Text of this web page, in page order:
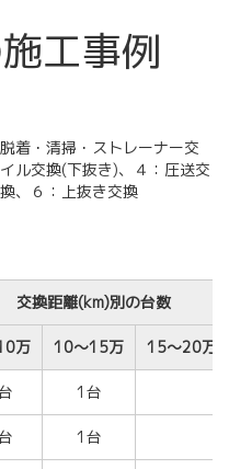
工事例
着・清掃・ストレーナー交
ル交換(下抜き)、４：圧送交
、６：上抜き交換
交換距離(km)別の台数
万 10～15万 15～20万
1台
1台